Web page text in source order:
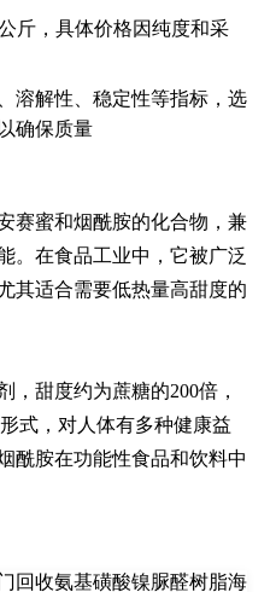
赛蜜和烟酰胺的化合物，兼
。在食品工业中，它被广泛
其适合需要低热量高甜度的
，甜度约为蔗糖的200倍，
式，对人体有多种健康益
酰胺在功能性食品和饮料中
斤，具体价格因纯度和采
溶解性、稳定性等指标，选
确保质量